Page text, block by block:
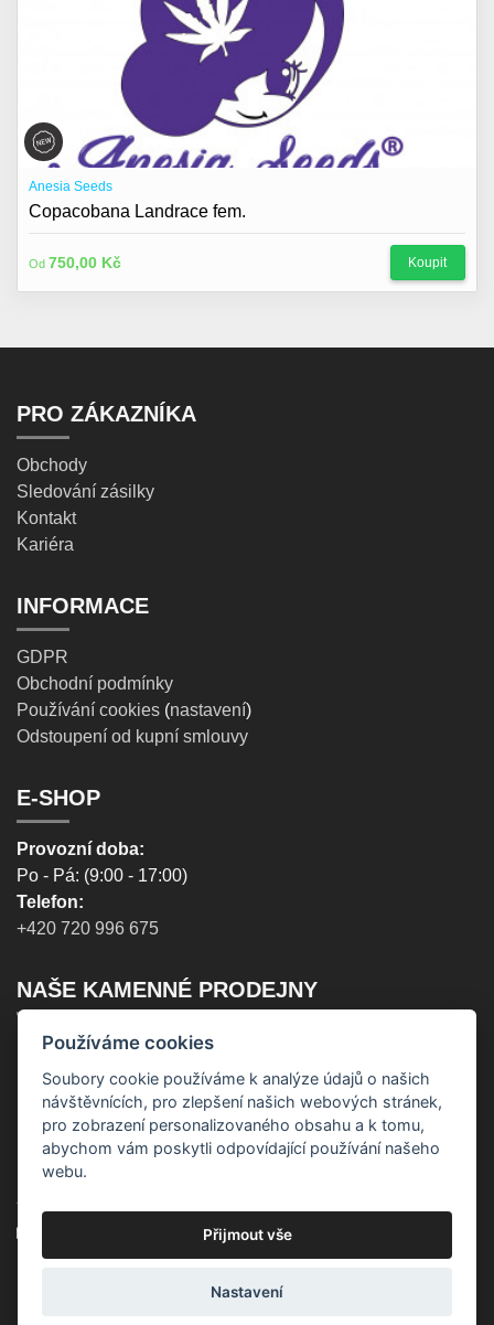
Anesia Seeds
Copacobana Landrace fem.
Od 750,00 Kč Koupit
PRO ZÁKAZNÍKA
Obchody
Sledování zásilky
Kontakt
Kariéra
INFORMACE
GDPR
Obchodní podmínky
Používání cookies (nastavení)
Odstoupení od kupní smlouvy
E-SHOP
Provozní doba:
Po - Pá: (9:00 - 17:00)
Telefon:
+420 720 996 675
NAŠE KAMENNÉ PRODEJNY
Praha - Provozní doba:
(So) - zavřeno
(Ne) - zavřeno
Lucemburská 44,
+420 603 451 010
lucemburska44@5semen.cz
Používáme cookies
Soubory cookie používáme k analýze údajů o našich
návštěvnících, pro zlepšení našich webových stránek,
pro zobrazení personalizovaného obsahu a k tomu,
abychom vám poskytli odpovídající používání našeho
webu.
Přijmout vše
Nastavení